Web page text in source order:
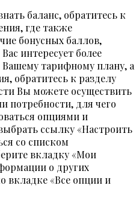
баланс, обратитесь к
где также
бонусных баллов,
интересует более
тарифному плану, а
обратитесь к разделу
Вы можете осуществить
потребности, для чего
опциями и
ссылку «Настроить
со списком
вкладку «Мои
о других
вкладке «Все опции и